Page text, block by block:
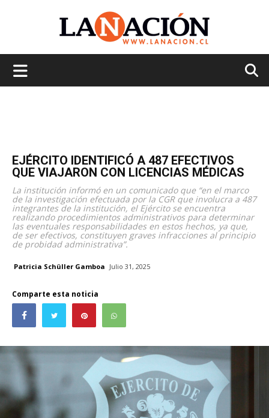
EJÉRCITO IDENTIFICÓ A 487 EFECTIVOS
QUE VIAJARON CON LICENCIAS MÉDICAS
La institución informó en un comunicado que “en el marco
de la investigación efectuada por la CGR que involucra a 487
integrantes de la institución, el Ejército se encuentra
realizando procedimientos administrativos para determinar
las eventuales responsabilidades en estos hechos, ya que,
de ser efectivos, constituyen graves infracciones al principio
de probidad administrativa”.
Patricia Schüller Gamboa Julio 31, 2025
Comparte esta noticia